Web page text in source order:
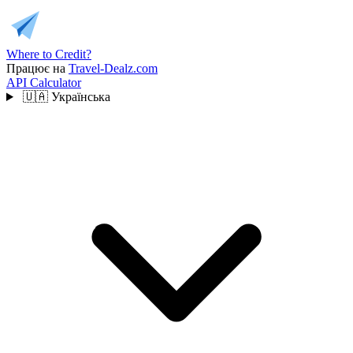
Where to Credit?
Працює на Travel-Dealz.com
API Calculator
🇺🇦 Українська